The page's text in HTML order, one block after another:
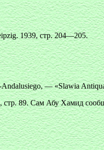
1939, стр. 204—205.
— «Slawia
89. Сам Абу Хамид